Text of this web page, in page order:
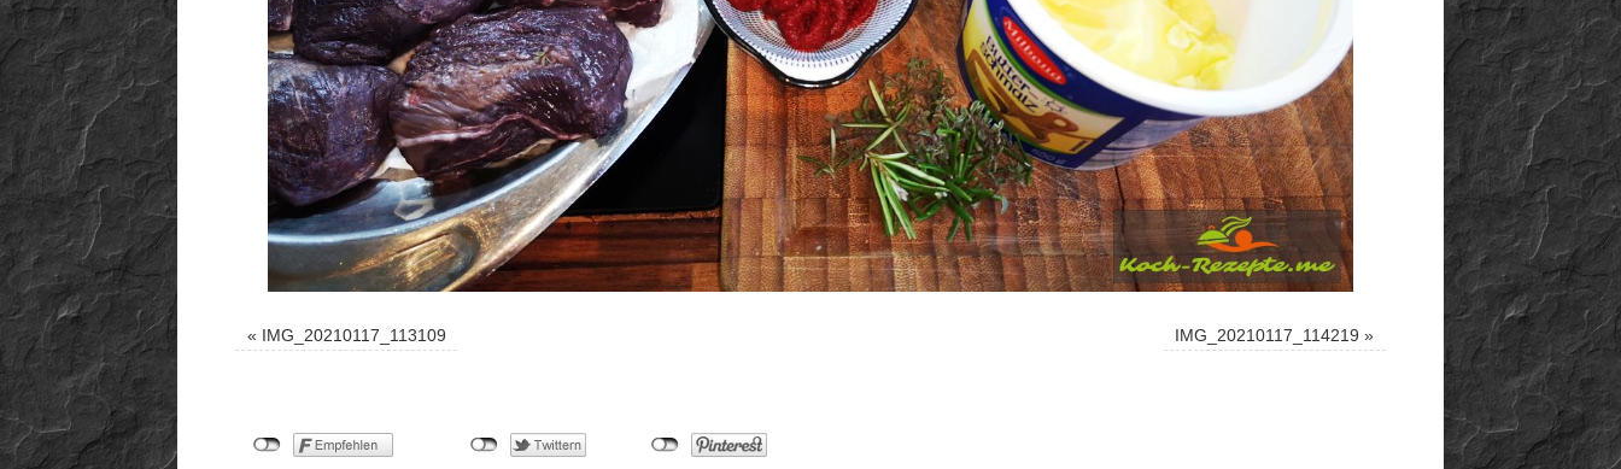
« IMG_20210117_113109 IMG_20210117_114219 »